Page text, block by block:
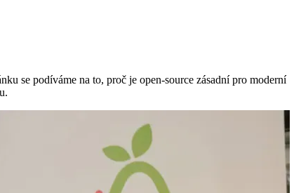
se podíváme na to, proč je open-source zásadní pro moderní